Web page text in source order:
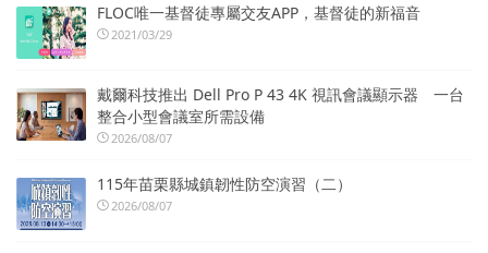
FLOC唯一基督徒專屬交友APP，基督徒的新福音
2021/03/29
戴爾科技推出 Dell Pro P 43 4K 視訊會議顯示器 一台
整合小型會議室所需設備
2026/08/07
115年苗栗縣城鎮韌性防空演習（二）
2026/08/07